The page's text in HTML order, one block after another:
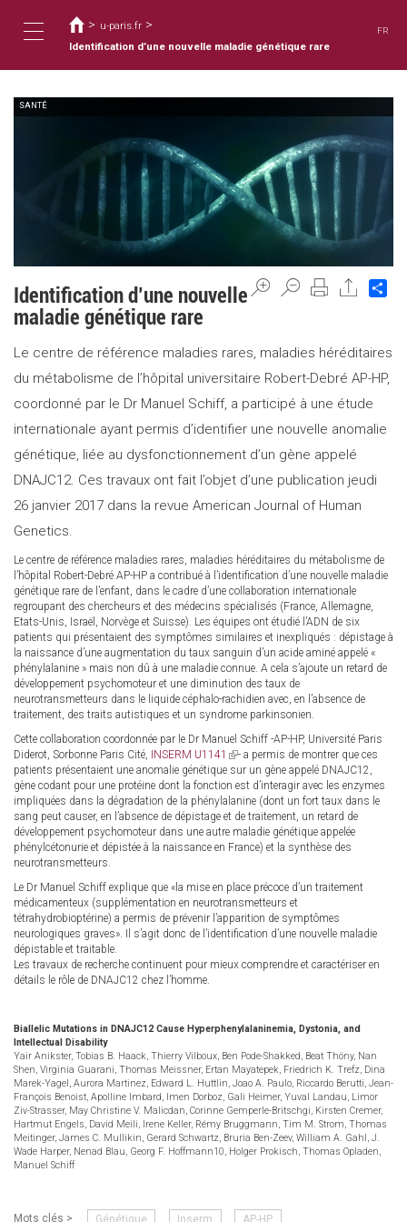
contenido
Toggle
navigation
está
aquí
> u-paris.fr >
Identification d’une nouvelle maladie génétique rare
FR
SANTÉ
Identification d’une nouvelle
maladie génétique rare
Le centre de référence maladies rares, maladies héréditaires
du métabolisme de l’hôpital universitaire Robert-Debré AP-HP,
coordonné par le Dr Manuel Schiff, a participé à une étude
internationale ayant permis d’identifier une nouvelle anomalie
génétique, liée au dysfonctionnement d’un gène appelé
DNAJC12. Ces travaux ont fait l’objet d’une publication jeudi
26 janvier 2017 dans la revue American Journal of Human
Genetics.
Le centre de référence maladies rares, maladies héréditaires du métabolisme de
l’hôpital Robert-Debré AP-HP a contribué à l’identification d’une nouvelle maladie
génétique rare de l’enfant, dans le cadre d’une collaboration internationale
regroupant des chercheurs et des médecins spécialisés (France, Allemagne,
Etats-Unis, Israël, Norvège et Suisse). Les équipes ont étudié l’ADN de six
patients qui présentaient des symptômes similaires et inexpliqués : dépistage à
la naissance d’une augmentation du taux sanguin d’un acide aminé appelé «
phénylalanine » mais non dû à une maladie connue. A cela s’ajoute un retard de
développement psychomoteur et une diminution des taux de
neurotransmetteurs dans le liquide céphalo-rachidien avec, en l’absence de
traitement, des traits autistiques et un syndrome parkinsonien.
Cette collaboration coordonnée par le Dr Manuel Schiff -AP-HP, Université Paris
Diderot, Sorbonne Paris Cité, INSERM U1141 (link
is
external)
- a permis de montrer que ces
patients présentaient une anomalie génétique sur un gène appelé DNAJC12,
gène codant pour une protéine dont la fonction est d’interagir avec les enzymes
impliquées dans la dégradation de la phénylalanine (dont un fort taux dans le
sang peut causer, en l’absence de dépistage et de traitement, un retard de
développement psychomoteur dans une autre maladie génétique appelée
phénylcétonurie et dépistée à la naissance en France) et la synthèse des
neurotransmetteurs.
Le Dr Manuel Schiff explique que «la mise en place précoce d’un traitement
médicamenteux (supplémentation en neurotransmetteurs et
tétrahydrobioptérine) a permis de prévenir l’apparition de symptômes
neurologiques graves». Il s’agit donc de l’identification d’une nouvelle maladie
dépistable et traitable.
Les travaux de recherche continuent pour mieux comprendre et caractériser en
détails le rôle de DNAJC12 chez l’homme.
Biallelic Mutations in DNAJC12 Cause Hyperphenylalaninemia, Dystonia, and
Intellectual Disability
Yair Anikster, Tobias B. Haack, Thierry Vilboux, Ben Pode-Shakked, Beat Thöny, Nan
Shen, Virginia Guarani, Thomas Meissner, Ertan Mayatepek, Friedrich K. Trefz, Dina
Marek-Yagel, Aurora Martinez, Edward L. Huttlin, Joao A. Paulo, Riccardo Berutti, Jean-
François Benoist, Apolline Imbard, Imen Dorboz, Gali Heimer, Yuval Landau, Limor
Ziv-Strasser, May Christine V. Malicdan, Corinne Gemperle-Britschgi, Kirsten Cremer,
Hartmut Engels, David Meili, Irene Keller, Rémy Bruggmann, Tim M. Strom, Thomas
Meitinger, James C. Mullikin, Gerard Schwartz, Bruria Ben-Zeev, William A. Gahl, J.
Wade Harper, Nenad Blau, Georg F. Hoffmann10, Holger Prokisch, Thomas Opladen,
Manuel Schiff
Mots clés > Génétique Inserm AP-HP